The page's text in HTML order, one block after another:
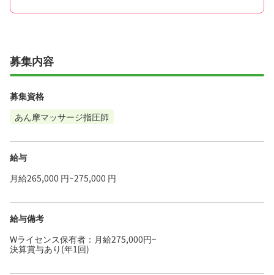
募集内容
募集資格
あん摩マッサージ指圧師
給与
月給265,000 円~275,000 円
給与備考
Wライセンス保有者：月給275,000円~
決算賞与あり(年1回)